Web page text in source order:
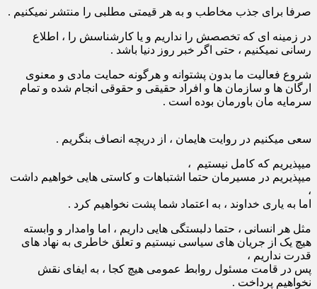
صرفا برای جذب مخاطب و به هر قیمتی مطلبی را منتشر نمیکنیم .
در زمینه ای که تخصصش را نداریم و یا کارشناسش را ، اطلاع
رسانی نمیکنیم ، حتی اگر خبر روز دنیا باشد .
شروع فعالیت ما بدون پشتوانه و هرگونه حمایت مادی و معنوی
ارگان ها و سازمان ها و افراد حقیقی و حقوقی انجام شده و تمام
سرمایه مان باورمان بوده است .
سعی میکنیم در روایت هایمان ، از دریچه انصاف بنگریم .
میپذیریم که کامل نیستیم ،
میپذیریم در مسیرمان حتما اشتباهات و کاستی هایی خواهیم داشت
،
اما به یاری خداوند ، به اعتماد شما پشت نخواهیم کرد .
مثل هر انسانی ، حتما دلبستگی هایی داریم ، اما وامدار و وابسته
هیچ یک از جریان های سیاسی نیستیم و تعلق خاطری به نهاد های
قدرت نداریم ،
پس در قامت مسئول روابط عمومی هیچ کجا ، به ایفای نقش
نخواهیم پرداخت .